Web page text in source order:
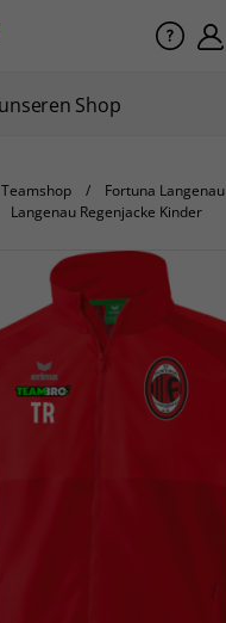
Teamshop Fortuna Langenau
Langenau Regenjacke Kinder